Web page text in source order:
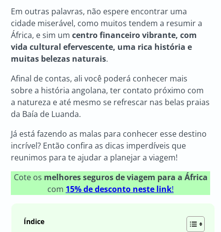
Em outras palavras, não espere encontrar uma
cidade miserável, como muitos tendem a resumir a
África, e sim umcentro financeiro vibrante, com
vida cultural efervescente, uma rica história e
muitas belezas naturais.
Afinal de contas, ali você poderá conhecer mais
sobre a história angolana, ter contato próximo com
a natureza e até mesmo se refrescar nas belas praias
da Baía de Luanda.
Já está fazendo as malas para conhecer esse destino
incrível? Então confira as dicas imperdíveis que
reunimos para te ajudar a planejar a viagem!
Cote os melhores seguros de viagem para a África
com 15% de desconto neste link!
Índice